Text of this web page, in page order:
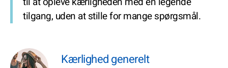
tilgang, uden at stille for mange spørgsmål.
Kærlighed generelt